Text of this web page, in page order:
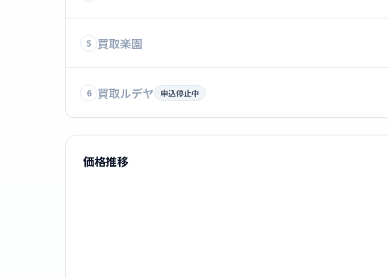
5 買取楽園
6 買取ルデヤ 申込停止中
価格推移